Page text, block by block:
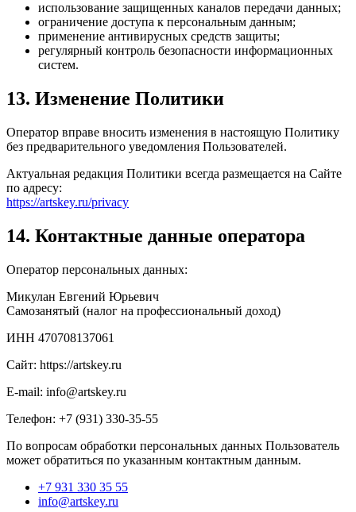
использование защищенных каналов передачи данных;
ограничение доступа к персональным данным;
применение антивирусных средств защиты;
регулярный контроль безопасности информационных
систем.
13. Изменение Политики
Оператор вправе вносить изменения в настоящую Политику
без предварительного уведомления Пользователей.
Актуальная редакция Политики всегда размещается на Сайте
по адресу:
https://artskey.ru/privacy
14. Контактные данные оператора
Оператор персональных данных:
Микулан Евгений Юрьевич
Самозанятый (налог на профессиональный доход)
ИНН 470708137061
Сайт: https://artskey.ru
E-mail: info@artskey.ru
Телефон: +7 (931) 330-35-55
По вопросам обработки персональных данных Пользователь
может обратиться по указанным контактным данным.
+7 931 330 35 55
info@artskey.ru